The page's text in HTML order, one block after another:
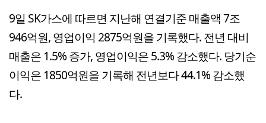
9일 SK가스에 따르면 지난해 연결기준 매출액 7조
946억원, 영업이익 2875억원을 기록했다. 전년 대비
매출은 1.5% 증가, 영업이익은 5.3% 감소했다. 당기순
이익은 1850억원을 기록해 전년보다 44.1% 감소했
다.